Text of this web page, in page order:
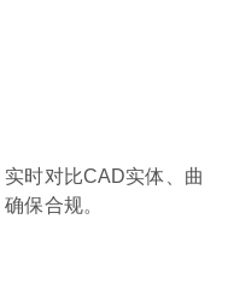
时对比CAD实体、曲
保合规。